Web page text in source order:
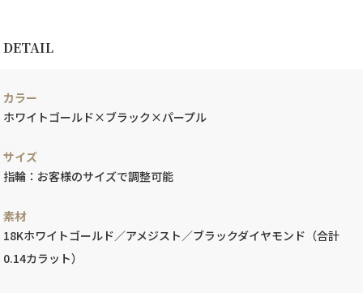
DETAIL
カラー
ホワイトゴールド×ブラック×パープル
サイズ
指輪：お客様のサイズで調整可能
素材
18Kホワイトゴールド／アメジスト／ブラックダイヤモンド（合計
0.14カラット）